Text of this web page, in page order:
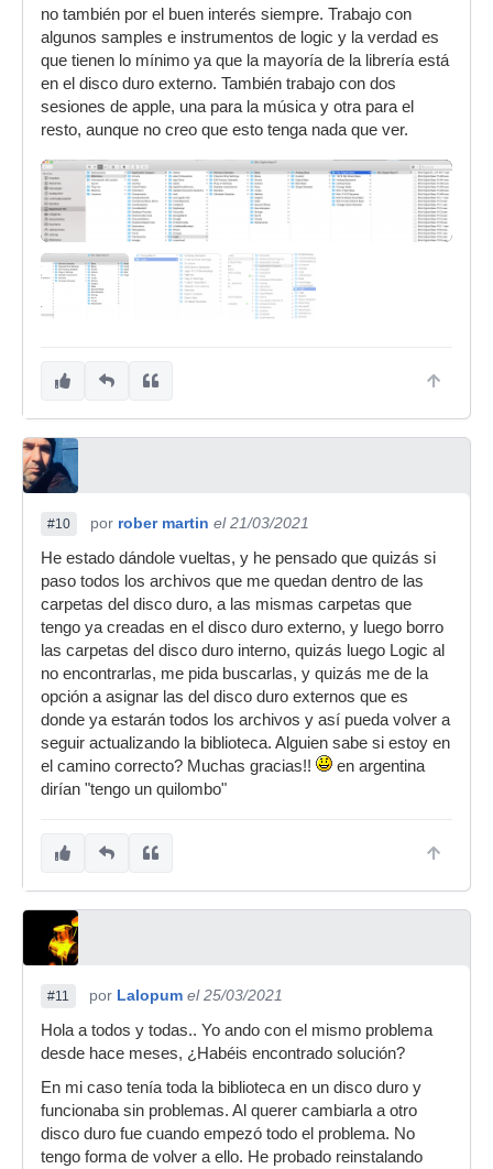
no también por el buen interés siempre. Trabajo con
algunos samples e instrumentos de logic y la verdad es
que tienen lo mínimo ya que la mayoría de la librería está
en el disco duro externo. También trabajo con dos
sesiones de apple, una para la música y otra para el
resto, aunque no creo que esto tenga nada que ver.
#10 por rober martin el 21/03/2021
He estado dándole vueltas, y he pensado que quizás si
paso todos los archivos que me quedan dentro de las
carpetas del disco duro, a las mismas carpetas que
tengo ya creadas en el disco duro externo, y luego borro
las carpetas del disco duro interno, quizás luego Logic al
no encontrarlas, me pida buscarlas, y quizás me de la
opción a asignar las del disco duro externos que es
donde ya estarán todos los archivos y así pueda volver a
seguir actualizando la biblioteca. Alguien sabe si estoy en
el camino correcto? Muchas gracias!!
en argentina
dirían "tengo un quilombo"
#11 por Lalopum el 25/03/2021
Hola a todos y todas.. Yo ando con el mismo problema
desde hace meses, ¿Habéis encontrado solución?
En mi caso tenía toda la biblioteca en un disco duro y
funcionaba sin problemas. Al querer cambiarla a otro
disco duro fue cuando empezó todo el problema. No
tengo forma de volver a ello. He probado reinstalando